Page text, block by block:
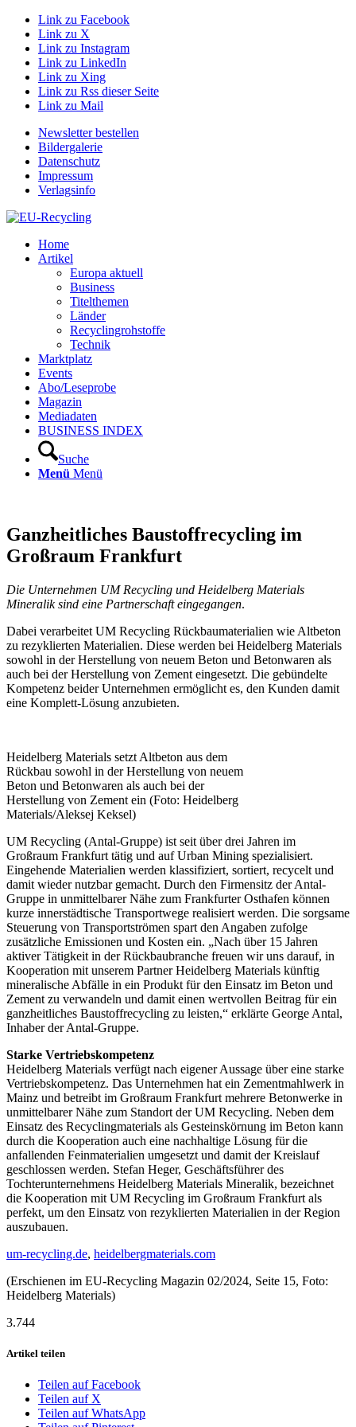
Link zu Facebook
Link zu X
Link zu Instagram
Link zu LinkedIn
Link zu Xing
Link zu Rss dieser Seite
Link zu Mail
Newsletter bestellen
Bildergalerie
Datenschutz
Impressum
Verlagsinfo
Home
Artikel
Europa aktuell
Business
Titelthemen
Länder
Recyclingrohstoffe
Technik
Marktplatz
Events
Abo/Leseprobe
Magazin
Mediadaten
BUSINESS INDEX
Suche
Menü Menü
Ganzheitliches Baustoffrecycling im
Großraum Frankfurt
Die Unternehmen UM Recycling und Heidelberg Materials
Mineralik sind eine Partnerschaft eingegangen.
Dabei verarbeitet UM Recycling Rückbaumaterialien wie Altbeton
zu rezyklierten Materialien. Diese werden bei Heidelberg Materials
sowohl in der Herstellung von neuem Beton und Betonwaren als
auch bei der Herstellung von Zement eingesetzt. Die gebündelte
Kompetenz beider Unternehmen ermöglicht es, den Kunden damit
eine Komplett-Lösung anzubieten.
Heidelberg Materials setzt Altbeton aus dem
Rückbau sowohl in der Herstellung von neuem
Beton und Betonwaren als auch bei der
Herstellung von Zement ein (Foto: Heidelberg
Materials/Aleksej Keksel)
UM Recycling (Antal-Gruppe) ist seit über drei Jahren im
Großraum Frankfurt tätig und auf Urban Mining spezialisiert.
Eingehende Materialien werden klassifiziert, sortiert, recycelt und
damit wieder nutzbar gemacht. Durch den Firmensitz der Antal-
Gruppe in unmittelbarer Nähe zum Frankfurter Osthafen können
kurze innerstädtische Transportwege realisiert werden. Die sorgsame
Steuerung von Transportströmen spart den Angaben zufolge
zusätzliche Emissionen und Kosten ein. „Nach über 15 Jahren
aktiver Tätigkeit in der Rückbaubranche freuen wir uns darauf, in
Kooperation mit unserem Partner Heidelberg Materials künftig
mineralische Abfälle in ein Produkt für den Einsatz im Beton und
Zement zu verwandeln und damit einen wertvollen Beitrag für ein
ganzheitliches Baustoffrecycling zu leisten,“ erklärte George Antal,
Inhaber der Antal-Gruppe.
Starke Vertriebskompetenz
Heidelberg Materials verfügt nach eigener Aussage über eine starke
Vertriebskompetenz. Das Unternehmen hat ein Zementmahlwerk in
Mainz und betreibt im Großraum Frankfurt mehrere Betonwerke in
unmittelbarer Nähe zum Standort der UM Recycling. Neben dem
Einsatz des Recyclingmaterials als Gesteinskörnung im Beton kann
durch die Kooperation auch eine nachhaltige Lösung für die
anfallenden Feinmaterialien umgesetzt und damit der Kreislauf
geschlossen werden. Stefan Heger, Geschäftsführer des
Tochterunternehmens Heidelberg Materials Mineralik, bezeichnet
die Kooperation mit UM Recycling im Großraum Frankfurt als
perfekt, um den Einsatz von rezyklierten Materialien in der Region
auszubauen.
um-recycling.de, heidelbergmaterials.com
(Erschienen im EU-Recycling Magazin 02/2024, Seite 15, Foto:
Heidelberg Materials)
3.744
Artikel teilen
Teilen auf Facebook
Teilen auf X
Teilen auf WhatsApp